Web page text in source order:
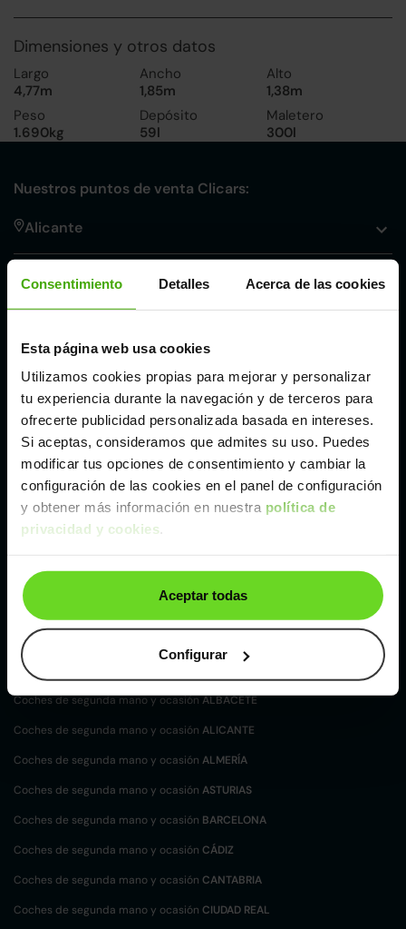
Consentimiento Detalles Acerca de las cookies
Esta página web usa cookies
Utilizamos cookies propias para mejorar y personalizar
tu experiencia durante la navegación y de terceros para
ofrecerte publicidad personalizada basada en intereses.
Si aceptas, consideramos que admites su uso. Puedes
modificar tus opciones de consentimiento y cambiar la
configuración de las cookies en el panel de configuración
y obtener más información en nuestra política de
privacidad y cookies.
Aceptar todas
Configurar
Dimensiones y otros datos
Largo
4,77m
Ancho
1,85m
Alto
1,38m
Peso
1.690kg
Depósito
59l
Maletero
300l
Nuestros puntos de venta Clicars:
Alicante
Córdoba
Madrid
Málaga
Valencia
Zaragoza
Ver BMW Serie 4 de segunda mano y ocasión
BMW Serie 4 de segunda mano y ocasión
Coches de segunda mano y ocasión por
localización
Coches de segunda mano y ocasiónALBACETE
Coches de segunda mano y ocasión ALICANTE
Coches de segunda mano y ocasión ALMERÍA
Coches de segunda mano y ocasión ASTURIAS
Coches de segunda mano y ocasión BARCELONA
Coches de segunda mano y ocasión CÁDIZ
Coches de segunda mano y ocasión CANTABRIA
Coches de segunda mano y ocasión CIUDAD REAL